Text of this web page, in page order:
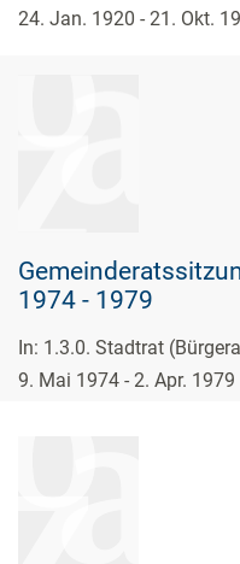
24. Jan. 1920 - 21. Okt.
1974 - 1979
In: 1.3.0. Stadtrat
9. Mai 1974 - 2. Apr. 1979